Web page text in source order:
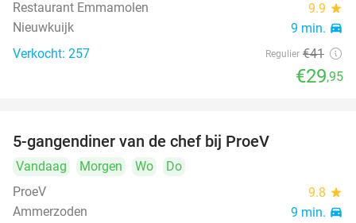
Restaurant Emmamolen 9.9 star
Nieuwkuijk 9 min. directions_car
Verkocht: 257 Regulier €41
€29,95
5-gangendiner van de chef bij ProeV
Vandaag Morgen Wo
Do
ProeV
9.8 star
Ammerzoden 9 min. directions_car